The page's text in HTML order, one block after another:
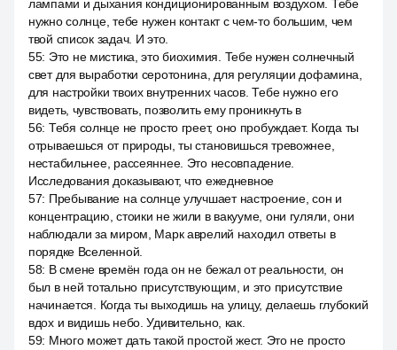
лампами и дыхания кондиционированным воздухом. Тебе
нужно солнце, тебе нужен контакт с чем-то большим, чем
твой список задач. И это.
55: Это не мистика, это биохимия. Тебе нужен солнечный
свет для выработки серотонина, для регуляции дофамина,
для настройки твоих внутренних часов. Тебе нужно его
видеть, чувствовать, позволить ему проникнуть в
56: Тебя солнце не просто греет, оно пробуждает. Когда ты
отрываешься от природы, ты становишься тревожнее,
нестабильнее, рассеяннее. Это несовпадение.
Исследования доказывают, что ежедневное
57: Пребывание на солнце улучшает настроение, сон и
концентрацию, стоики не жили в вакууме, они гуляли, они
наблюдали за миром, Марк аврелий находил ответы в
порядке Вселенной.
58: В смене времён года он не бежал от реальности, он
был в ней тотально присутствующим, и это присутствие
начинается. Когда ты выходишь на улицу, делаешь глубокий
вдох и видишь небо. Удивительно, как.
59: Много может дать такой простой жест. Это не просто